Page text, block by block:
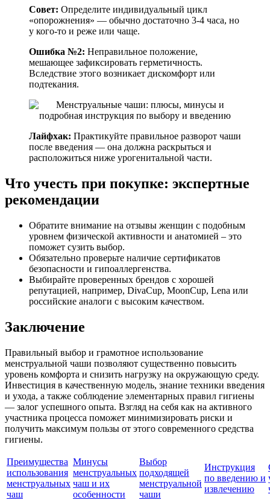
Совет: Определите индивидуальный цикл
«опорожнения» — обычно достаточно 3-4 часа, но
у кого-то и реже или чаще.
Ошибка №2: Неправильное положение,
мешающее зафиксировать герметичность.
Вследствие этого возникает дискомфорт или
подтекания.
Лайфхак: Практикуйте правильное разворот чаши
после введения — она должна раскрыться и
расположиться ниже урогенитальной части.
Что учесть при покупке: экспертные
рекомендации
Обратите внимание на отзывы женщин с подобным
уровнем физической активности и анатомией – это
поможет сузить выбор.
Обязательно проверьте наличие сертификатов
безопасности и гипоаллергенства.
Выбирайте проверенных брендов с хорошей
репутацией, например, DivaCup, MoonCup, Lena или
российские аналоги с высоким качеством.
Заключение
Правильный выбор и грамотное использование
менструальной чаши позволяют существенно повысить
уровень комфорта и снизить нагрузку на окружающую среду.
Инвестиция в качественную модель, знание техники введения
и ухода, а также соблюдение элементарных правил гигиены
— залог успешного опыта. Взгляд на себя как на активного
участника процесса поможет минимизировать риски и
получить максимум пользы от этого современного средства
гигиены.
Преимущества
использования
менструальных
чаш
Минусы
менструальных
чаш и их
особенности
Выбор
подходящей
менструальной
чаши
Инструкция
по введению и
извлечению